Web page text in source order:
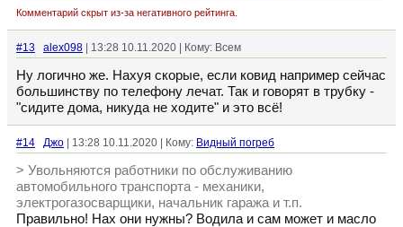
Комментарий скрыт из-за негативного рейтинга.
#13 alex098 | 13:28 10.11.2020 | Кому: Всем
Ну логично же. Нахуя скорые, если ковид например сейчас
большинству по телефону лечат. Так и говорят в трубку -
"сидите дома, никуда не ходите" и это всё!
#14 Джо | 13:28 10.11.2020 | Кому: Видный погреб
> Увольняются работники по обслуживанию
автомобильного транспорта - механики,
электрогазосварщики, начальник гаража и т.п.
Правильно! Нах они нужны? Водила и сам может и масло